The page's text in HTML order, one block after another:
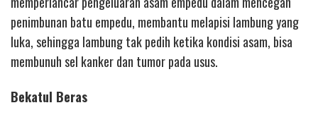
penimbunan batu empedu, membantu melapisi lambung yang
luka, sehingga lambung tak pedih ketika kondisi asam, bisa
membunuh sel kanker dan tumor pada usus.
Bekatul Beras